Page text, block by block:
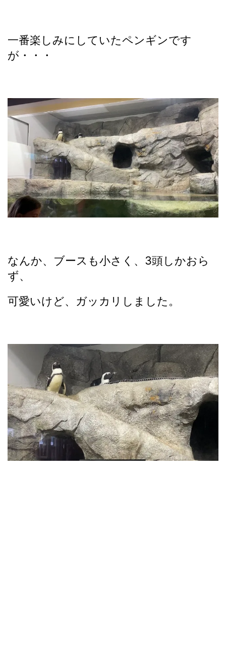
一番楽しみにしていたペンギンです
が・・・
なんか、ブースも小さく、3頭しかおら
ず、
可愛いけど、ガッカリしました。